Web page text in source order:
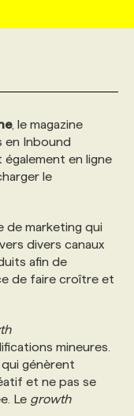
, le magazine
en Inbound
également en ligne
le
marketing qui
divers canaux
afin de
de faire croître et
mineures.
qui génèrent
et ne pas se
Le growth